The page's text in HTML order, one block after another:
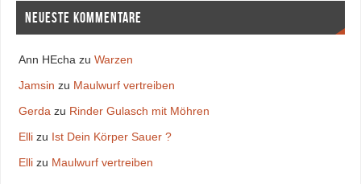
Neueste Kommentare
Ann HEcha zu Warzen
Jamsin zu Maulwurf vertreiben
Gerda zu Rinder Gulasch mit Möhren
Ellizu Ist Dein Körper Sauer ?
Ellizu Maulwurf vertreiben